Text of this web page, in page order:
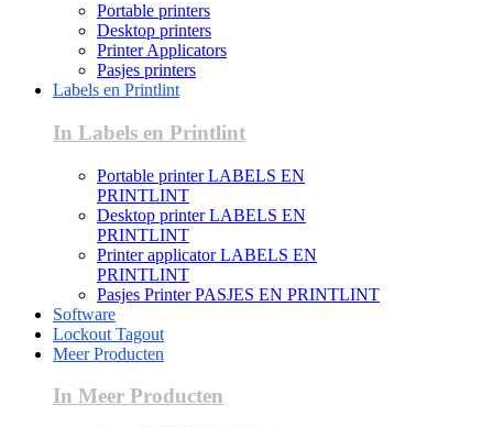
Portable printers
Desktop printers
Printer Applicators
Pasjes printers
Labels en Printlint
In Labels en Printlint
Portable printer LABELS EN
PRINTLINT
Desktop printer LABELS EN
PRINTLINT
Printer applicator LABELS EN
PRINTLINT
Pasjes Printer PASJES EN PRINTLINT
Software
Lockout Tagout
Meer Producten
In Meer Producten